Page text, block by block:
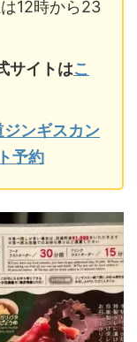
12時から23
サイトはこ
ンギスカン
予約